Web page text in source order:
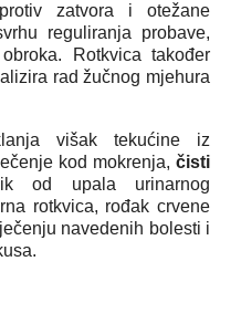
zatvora i otežane
reguliranja probave,
Rotkvica također
rad žučnog mjehura
višak tekućine iz
kod mokrenja, čisti
od upala urinarnog
rotkvica, rođak crvene
navedenih bolesti i